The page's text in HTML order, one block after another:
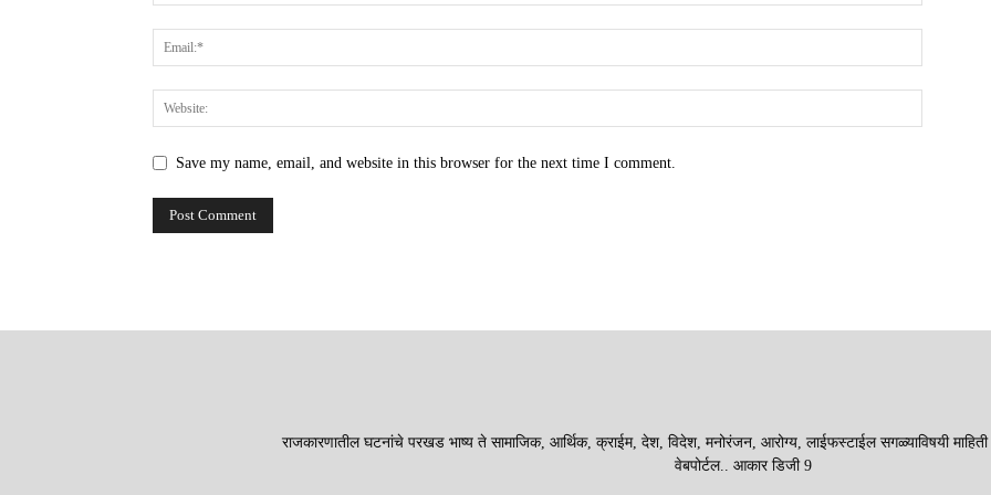
Save my name, email, and website in this browser for the next time I comment.
राजकारणातील घटनांचे परखड भाष्य ते सामाजिक, आर्थिक, क्राईम, देश, विदेश, मनोरंजन, आरोग्य, लाईफस्टाईल सगळ्याविषयी माहिती
वेबपोर्टल.. आकार डिजी 9